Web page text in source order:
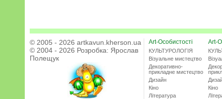
© 2005 - 2026 artkavun.kherson.ua
© 2004 - 2026 Розробка: Ярослав
Полещук
Art-Особистості
КУЛЬТУРОЛОГІЯ
Візуальне мистецтво
Декоративно-
прикладне мистецтво
Дизайн
Кіно
Література
Art-
Кіно